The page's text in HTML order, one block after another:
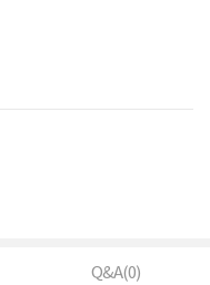
Q&A(0)